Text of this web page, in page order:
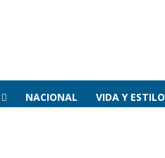
NACIONAL VIDA Y ESTILO